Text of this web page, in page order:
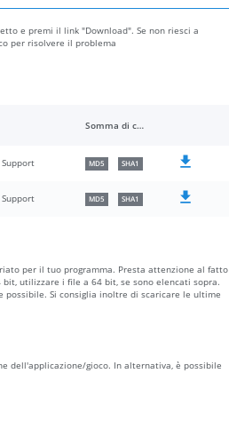
e premi il link "Download". Se non riesci a
per risolvere il problema
Somma di controllo
MD5 SHA1
MD5 SHA1
per il tuo programma. Presta attenzione al fatto
utilizzare i file a 64 bit, se sono elencati sopra.
possibile. Si consiglia inoltre di scaricare le ultime
dell'applicazione/gioco. In alternativa, è possibile